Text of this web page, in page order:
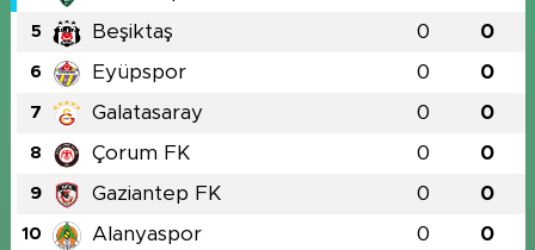
5 Beşiktaş 0 0
6 Eyüpspor 0 0
7 Galatasaray 0 0
8 Çorum FK 0 0
9 Gaziantep FK 0 0
10 Alanyaspor 0 0